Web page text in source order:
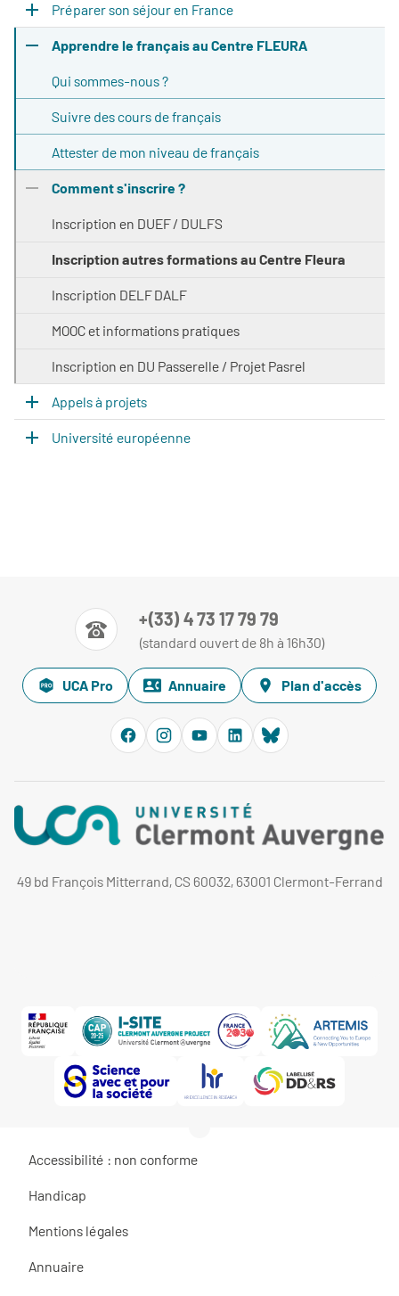
Préparer son séjour en France
Apprendre le français au Centre FLEURA
Qui sommes-nous ?
Suivre des cours de français
Attester de mon niveau de français
Comment s'inscrire ?
Inscription en DUEF / DULFS
Inscription autres formations au Centre Fleura
Inscription DELF DALF
MOOC et informations pratiques
Inscription en DU Passerelle / Projet Pasrel
Appels à projets
Université européenne
+(33) 4 73 17 79 79
(standard ouvert de 8h à 16h30)
UCA Pro Annuaire Plan d'accès
49 bd François Mitterrand, CS 60032, 63001 Clermont-Ferrand
Accessibilité : non conforme
Handicap
Mentions légales
Annuaire